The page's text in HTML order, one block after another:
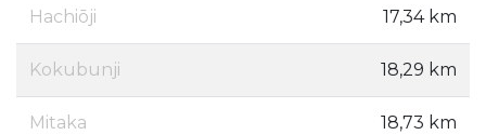
Hachiōji 17,34 km
Kokubunji 18,29 km
Mitaka 18,73 km